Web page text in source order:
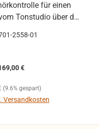
für einen
Tonstudio über die
JBL Control 1 Pro
Control 1 mit einer
so daß dieser
2558-01
€
Preis:
(9.6% gespart)
Versandkosten